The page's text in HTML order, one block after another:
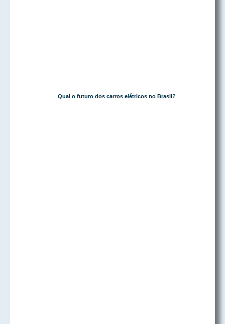
Qual o futuro dos carros elétricos no Brasil?